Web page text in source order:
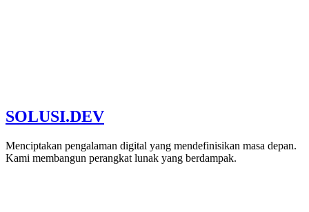
Partner TerpercayaBergabung dengan klien sukses kami
SOLUSI.DEV
Menciptakan pengalaman digital yang mendefinisikan masa depan.
Kami membangun perangkat lunak yang berdampak.